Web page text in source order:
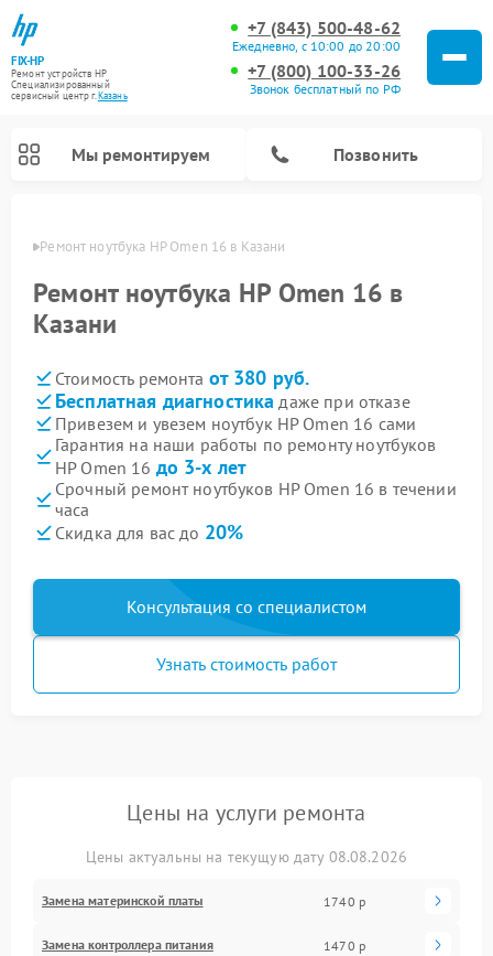
FIX-HP
Ремонт устройств HP
Специализированный
cервисный центр г.Казань
+7 (843) 500-48-62
Ежедневно, с 10:00 до 20:00
+7 (800) 100-33-26
Звонок бесплатный по РФ
Мы ремонтируем Позвонить
Ремонт ноутбука HP Omen 16 в Казани
Ремонт ноутбука HP Omen 16 в
Казани
Стоимость ремонта от 380 руб.
Бесплатная диагностика даже при отказе
Привезем и увезем ноутбук HP Omen 16 сами
Гарантия на наши работы по ремонту ноутбуков
HP Omen 16 до 3-х лет
Срочный ремонт ноутбуков HP Omen 16 в течении
часа
Скидка для вас до 20%
Консультация со специалистом
Узнать стоимость работ
Цены на услуги ремонта
Цены актуальны на текущую дату 08.08.2026
Замена материнской платы 1740 р
Замена контроллера питания 1470 р